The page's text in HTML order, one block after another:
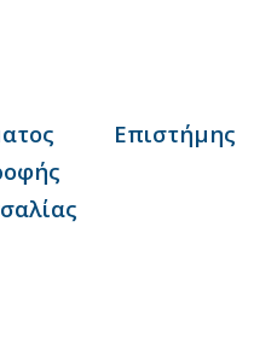
Επιστήμης